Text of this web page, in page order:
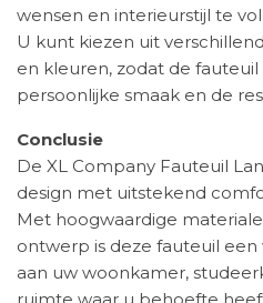
wensen en interieurstijl te
U kunt kiezen uit
en kleuren, zodat de
persoonlijke smaak en de
Conclusie
De XL Company Fauteuil
design met uitstekend
Met hoogwaardige
ontwerp is deze fauteuil
aan uw woonkamer,